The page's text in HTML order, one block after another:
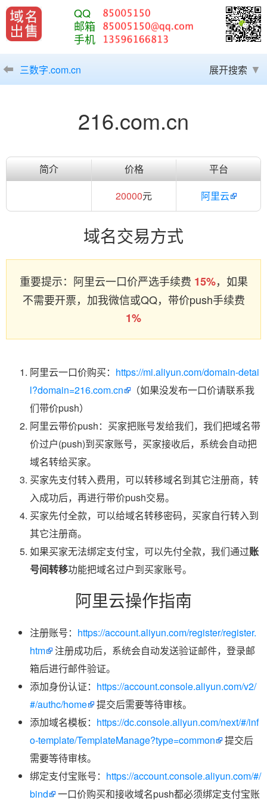
QQ
邮箱
手机
三数字.com.cn 展开搜索
216.com.cn
简介 价格
平台
20000元 阿里云
域名交易方式
重要提示：阿里云一口价严选手续费 15%，如果
不需要开票，加我微信或QQ，带价push手续费
1%
阿里云一口价购买： https://mi.aliyun.com/domain-detai
l?domain=216.com.cn
（如果没发布一口价请联系我
们带价push）
阿里云带价push：买家把账号发给我们，我们把域名带
价过户(push)到买家账号，买家接收后，系统会自动把
域名转给买家。
买家先支付转入费用，可以转移域名到其它注册商，转
入成功后，再进行带价push交易。
买家先付全款，可以给域名转移密码，买家自行转入到
其它注册商。
如果买家无法绑定支付宝，可以先付全款，我们通过账
号间转移功能把域名过户到买家账号。
阿里云操作指南
注册账号： https://account.aliyun.com/register/register.
htm
注册成功后，系统会自动发送验证邮件，登录邮
箱后进行邮件验证。
添加身份认证： https://account.console.aliyun.com/v2/
#/authc/home
提交后需要等待审核。
添加域名模板： https://dc.console.aliyun.com/next/#/inf
o-template/TemplateManage?type=common
提交后
需要等待审核。
绑定支付宝账号： https://account.console.aliyun.com/#/
bind
一口价购买和接收域名push都必须绑定支付宝账